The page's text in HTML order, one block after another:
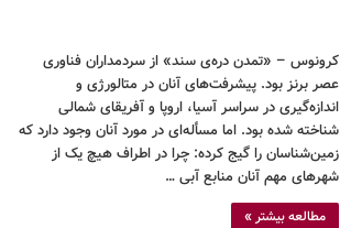
کرونوس – «تمدن دره‌ی سند» از سردمداران فناوری
عصر برنز بود. پیشرفت‌های آنان در متالورژی و
اندازه‌گیری در سراسر آسیا، اروپا و آفریقای شمالی
شناخته شده بود. اما مسأله‌ای در مورد آنان وجود دارد که
زمین‌شناسان را گیج کرده: چرا در اطراف هیچ یک از
شهرهای مهم آنان منابع آبی …
مطالعه بیشتر »